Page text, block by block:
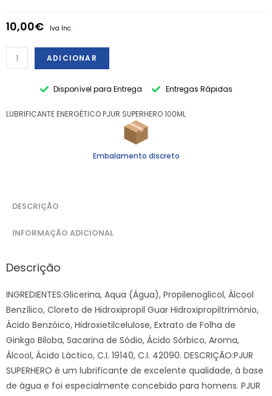
10,00€ Iva Inc.
ADICIONAR
Disponível para Entrega Entregas Rápidas
LUBRIFICANTE ENERGÉTICO PJUR SUPERHERO 100ML
Embalamento discreto
DESCRIÇÃO
INFORMAÇÃO ADICIONAL
Descrição
INGREDIENTES:Glicerina, Aqua (Água), Propilenoglicol, Álcool
Benzílico, Cloreto de Hidroxipropil Guar Hidroxipropiltrimónio,
Ácido Benzóico, Hidroxietilcelulose, Extrato de Folha de
Ginkgo Biloba, Sacarina de Sódio, Ácido Sórbico, Aroma,
Álcool, Ácido Láctico, C.I. 19140, C.I. 42090. DESCRIÇÃO:PJUR
SUPERHERO é um lubrificante de excelente qualidade, à base
de água e foi especialmente concebido para homens. PJUR